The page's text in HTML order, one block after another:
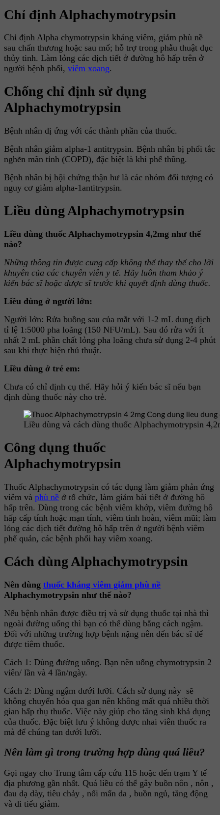
Chỉ định Alphachymotrypsin
Chỉ định Alpha chymotrypsin kháng viêm, giảm phù nề
sau chấn thương hoặc sau mổ; hỗ trợ trong phẫu thuật đục
thủy tinh. Làm lỏng các dịch tiết ở đường hô hấp trên ở
người bệnh phổi, viêm xoang.
Chống chỉ định sử dụng
Alphachymotrypsin
Bệnh nhân dị ứng với các thành phần của thuốc.
Bệnh nhân giảm alpha-1 antitrypsin. Bệnh nhân bị phổi tắc
nghẽn mãn tỉnh (COPD), đặc biệt là khi phế thũng.
Bệnh nhân bị hội chứng thận hư là các nhóm đối tượng có
nguy cơ giảm alpha-1antitrypsin.
Liều dùng Alphachymotrypsin
Liều dùng thuốc Alphachymotrypsin 4,2mg như thế
nào?
Những thông tin được cung cấp không thể thay thế cho lời
khuyên của các chuyên viên y tế. Hãy luôn tham khảo ý
kiến bác sĩ hoặc dược sĩ trước khi quyết định dùng thuốc.
Liều dùng ở người lớn:
Người lớn: Rửa buồng sau của mắt với 1-2 mL dung dịch
tỉ lệ 1:5000 pha loãng (150 NFU/mL). Sau đó rửa với ít
nhất 2 mL phần chất lỏng pha loãng chưa sử dụng 2-4 phút
sau khi thực hiện thủ thuật.
Liều dùng ở trẻ em:
Chưa có chỉ định cụ thể. Hãy hỏi ý kiến bác sĩ nếu bạn
định dùng thuốc này cho trẻ.
Liều dùng và cách dùng thuốc Alphachymotrypsin
Công dụng thuốc
Alphachymotrypsin
Thuốc Alphachymotrypsin có tác dụng làm giảm phản ứng
viêm và phù nề ở tổ chức, làm giảm bài tiết ở đường hô
hấp trên. Dùng trong các bệnh viêm khớp, viêm đường hô
hấp cấp tính hoặc mạn tính, viêm tinh hoàn, viêm mũi; làm
lỏng các dịch tiết đường hô hấp trên ở người bệnh viêm
phế quản, các bệnh phổi hay viêm xoang.
Cách dùng Alphachymotrypsin
Nên dùng thuốc kháng viêm giảm phù nề
Alphachymotrypsin như thế nào?
Nếu bệnh nhân được điều trị và sử dụng thuốc tại nhà thì
ngoài đường uống thì bạn có thể dùng bằng cách ngậm.
Đối với những trường hợp bệnh nặng nên đến bác sĩ để
được tiêm thuốc.
Cách 1: Dùng đường uống. Bạn nên uống chymotrypsin 2
viên/ lần và 4 lần/ngày.
Cách 2: Dùng ngậm dưới lưỡi. Cách sử dụng này sẽ
không chuyển hóa qua gan nên không mất quá nhiều thời
gian hấp thụ thuốc. Việc này giúp cho tăng sinh khả dụng
của thuốc. Đặc biệt lưu ý không được nhai viên thuốc ra
mà để chúng tan dưới lưỡi.
Nên làm gì trong trường hợp dùng quá liều?
Gọi ngay cho Trung tâm cấp cứu 115 hoặc đến trạm Y tế
địa phương gần nhất. Quá liều có thể gây buồn nôn , nôn ,
đau dạ dày, tiêu chảy , nổi mẩn da , buồn ngủ, tăng động
và đi tiểu giảm.